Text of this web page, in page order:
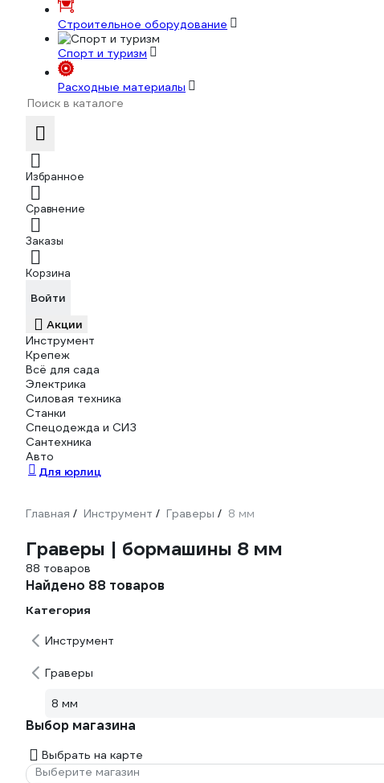
Строительное оборудование
Спорт и туризм
Расходные материалы
Избранное
Сравнение
Заказы
Корзина
Войти
Акции
Инструмент
Крепеж
Всё для сада
Электрика
Силовая техника
Станки
Спецодежда и СИЗ
Сантехника
Авто
Для юрлиц
Главная / Инструмент / Граверы / 8 мм
Граверы | бормашины 8 мм
88 товаров
Найдено 88 товаров
Категория
Инструмент
Граверы
8 мм
Выбор магазина
Выбрать на карте
Выберите магазин